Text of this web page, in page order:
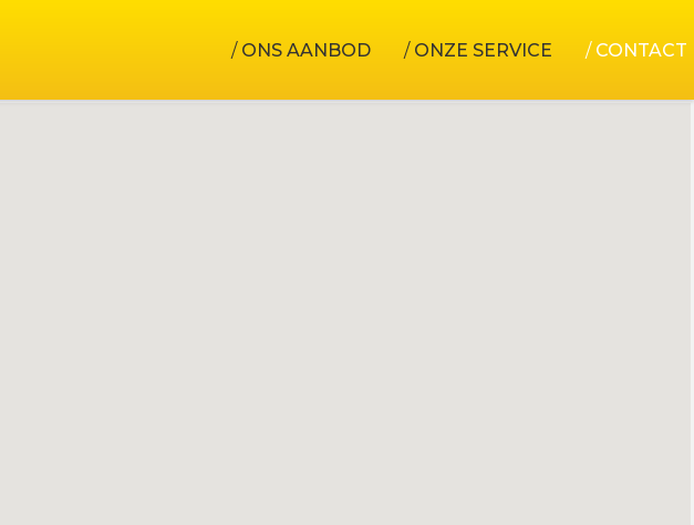
ONS AANBOD ONZE SERVICE CONTACT